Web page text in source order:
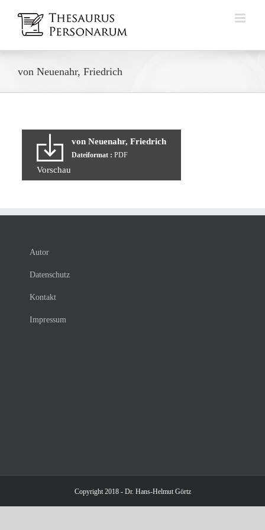
Inhalt
springen
von Neuenahr, Friedrich
von Neuenahr, Friedrich
Dateiformat : PDF
Vorschau
Autor
Datenschutz
Kontakt
Impressum
Copyright 2018 - Dr. Hans-Helmut Görtz